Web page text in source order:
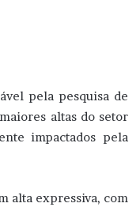
pela pesquisa de
altas do setor
impactados pela
alta expressiva, com